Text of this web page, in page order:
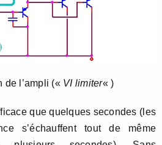
de l’ampli (« VI limiter« )
que quelques secondes (les
s’échauffent tout de même